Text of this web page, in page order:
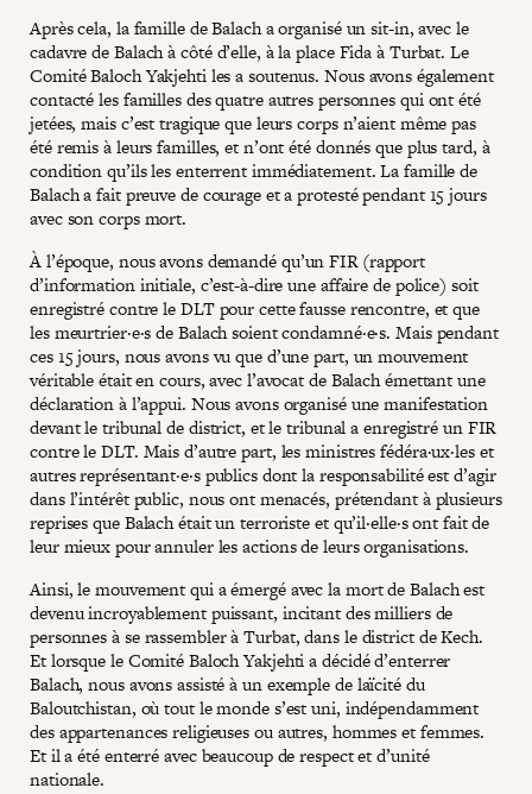
Après cela, la famille de Balach a organisé un sit-in, avec le
cadavre de Balach à côté d’elle, à la place Fida à Turbat. Le
Comité Baloch Yakjehti les a soutenus. Nous avons également
contacté les familles des quatre autres personnes qui ont été
jetées, mais c’est tragique que leurs corps n’aient même pas
été remis à leurs familles, et n’ont été donnés que plus tard, à
condition qu’ils les enterrent immédiatement. La famille de
Balach a fait preuve de courage et a protesté pendant 15 jours
avec son corps mort.
À l’époque, nous avons demandé qu’un FIR (rapport
d’information initiale, c’est-à-dire une affaire de police) soit
enregistré contre le DLT pour cette fausse rencontre, et que
les meurtrier·e·s de Balach soient condamné·e·s. Mais pendant
ces 15 jours, nous avons vu que d’une part, un mouvement
véritable était en cours, avec l’avocat de Balach émettant une
déclaration à l’appui. Nous avons organisé une manifestation
devant le tribunal de district, et le tribunal a enregistré un FIR
contre le DLT. Mais d’autre part, les ministres fédéra·ux·les et
autres représentant·e·s publics dont la responsabilité est d’agir
dans l’intérêt public, nous ont menacés, prétendant à plusieurs
reprises que Balach était un terroriste et qu’il·elle·s ont fait de
leur mieux pour annuler les actions de leurs organisations.
Ainsi, le mouvement qui a émergé avec la mort de Balach est
devenu incroyablement puissant, incitant des milliers de
personnes à se rassembler à Turbat, dans le district de Kech.
Et lorsque le Comité Baloch Yakjehti a décidé d’enterrer
Balach, nous avons assisté à un exemple de laïcité du
Baloutchistan, où tout le monde s’est uni, indépendamment
des appartenances religieuses ou autres, hommes et femmes.
Et il a été enterré avec beaucoup de respect et d’unité
nationale.